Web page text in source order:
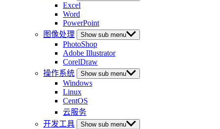
Excel
Word
PowerPoint
图像处理
Show sub menu
PhotoShop
Adobe Illustrator
CorelDraw
操作系统
Show sub menu
Windows
Linux
CentOS
云服务
开发工具
Show sub menu